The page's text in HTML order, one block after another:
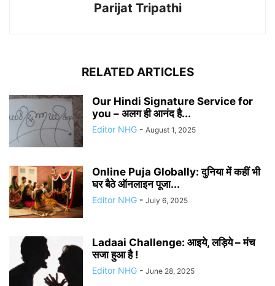
Parijat Tripathi
RELATED ARTICLES
Our Hindi Signature Service for
you – अलग ही आनंद है...
Editor NHG - August 1, 2025
Online Puja Globally: दुनिया में कहीं भी
घर बैठे ऑनलाइन पूजा...
Editor NHG - July 6, 2025
Ladaai Challenge: आइये, लड़िये – मंच
सजा हुआ है !
Editor NHG - June 28, 2025